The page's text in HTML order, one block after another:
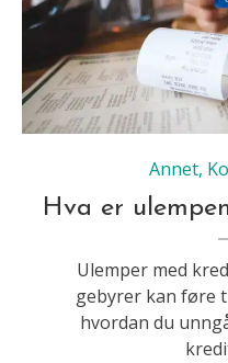
Annet,
Hva er
Ulemper med
gebyrer kan føre
hvordan du